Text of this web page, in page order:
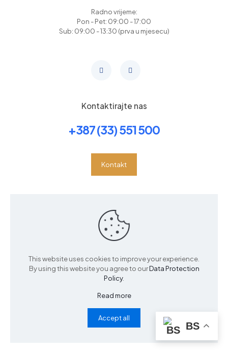
Radno vrijeme:
Pon - Pet: 09:00 - 17:00
Sub: 09:00 - 13:30 (prva u mjesecu)
Kontaktirajte nas
+387 (33) 551 500
Kontakt
Kontaktirajte nas
Ko smo mi?
Izrada i održavanje
Vježbe
| Sva prava zadržana | Tehnička
izradaFavianTech
This website uses cookies to improve your experience.
By using this website you agree to ourData Protection
Policy.
Read more
Accept all
BS